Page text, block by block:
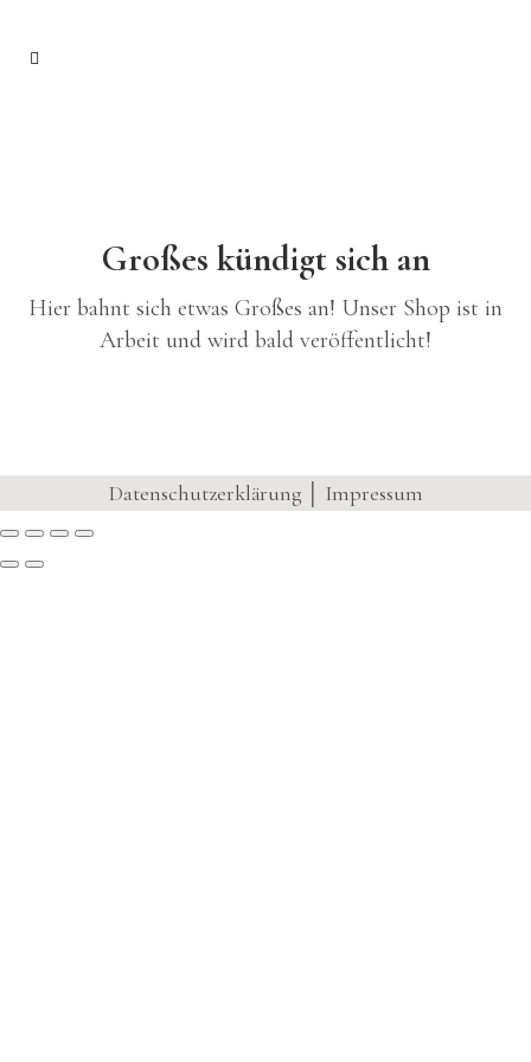
Großes kündigt sich an
Hier bahnt sich etwas Großes an! Unser Shop ist in
Arbeit und wird bald veröffentlicht!
Datenschutzerklärung Impressum